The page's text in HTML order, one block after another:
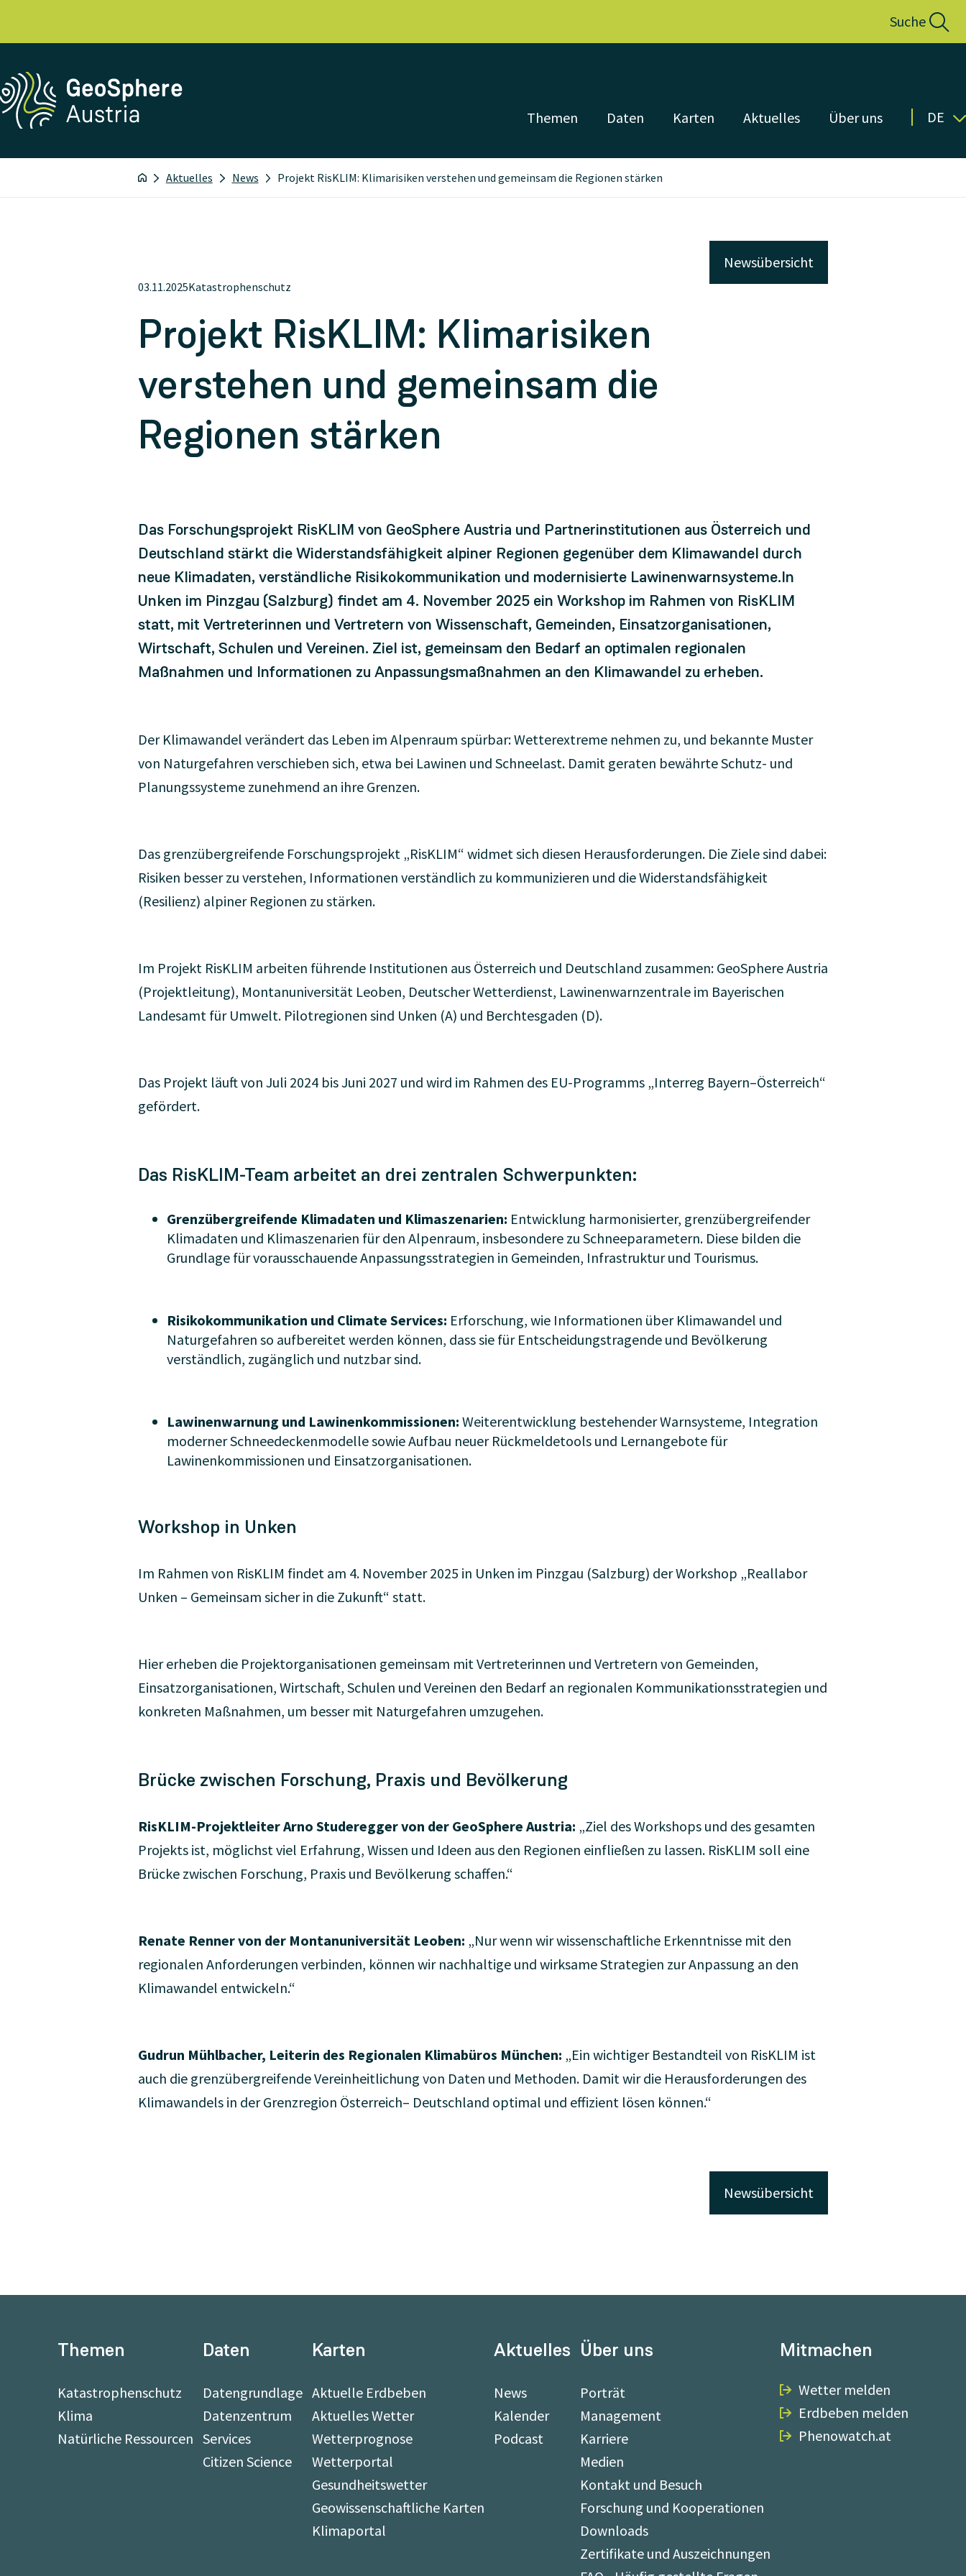
Suche
Themen Daten Karten Aktuelles Über uns DE
Aktuelles News Projekt RisKLIM: Klimarisiken verstehen und gemeinsam die Regionen stärken
03.11.2025Katastrophenschutz
Newsübersicht
Projekt RisKLIM: Klimarisiken
verstehen und gemeinsam die
Regionen stärken
Das Forschungsprojekt RisKLIM von GeoSphere Austria und Partnerinstitutionen aus Österreich und
Deutschland stärkt die Widerstandsfähigkeit alpiner Regionen gegenüber dem Klimawandel durch
neue Klimadaten, verständliche Risikokommunikation und modernisierte Lawinenwarnsysteme.In
Unken im Pinzgau (Salzburg) findet am 4. November 2025 ein Workshop im Rahmen von RisKLIM
statt, mit Vertreterinnen und Vertretern von Wissenschaft, Gemeinden, Einsatzorganisationen,
Wirtschaft, Schulen und Vereinen. Ziel ist, gemeinsam den Bedarf an optimalen regionalen
Maßnahmen und Informationen zu Anpassungsmaßnahmen an den Klimawandel zu erheben.
Der Klimawandel verändert das Leben im Alpenraum spürbar: Wetterextreme nehmen zu, und bekannte Muster
von Naturgefahren verschieben sich, etwa bei Lawinen und Schneelast. Damit geraten bewährte Schutz- und
Planungssysteme zunehmend an ihre Grenzen.
Das grenzübergreifende Forschungsprojekt „RisKLIM“ widmet sich diesen Herausforderungen. Die Ziele sind dabei:
Risiken besser zu verstehen, Informationen verständlich zu kommunizieren und die Widerstandsfähigkeit
(Resilienz) alpiner Regionen zu stärken.
Im Projekt RisKLIM arbeiten führende Institutionen aus Österreich und Deutschland zusammen: GeoSphere Austria
(Projektleitung), Montanuniversität Leoben, Deutscher Wetterdienst, Lawinenwarnzentrale im Bayerischen
Landesamt für Umwelt. Pilotregionen sind Unken (A) und Berchtesgaden (D).
Das Projekt läuft von Juli 2024 bis Juni 2027 und wird im Rahmen des EU-Programms „Interreg Bayern–Österreich“
gefördert.
Das RisKLIM-Team arbeitet an drei zentralen Schwerpunkten:
Grenzübergreifende Klimadaten und Klimaszenarien: Entwicklung harmonisierter, grenzübergreifender
Klimadaten und Klimaszenarien für den Alpenraum, insbesondere zu Schneeparametern. Diese bilden die
Grundlage für vorausschauende Anpassungsstrategien in Gemeinden, Infrastruktur und Tourismus.
Risikokommunikation und Climate Services: Erforschung, wie Informationen über Klimawandel und
Naturgefahren so aufbereitet werden können, dass sie für Entscheidungstragende und Bevölkerung
verständlich, zugänglich und nutzbar sind.
Lawinenwarnung und Lawinenkommissionen: Weiterentwicklung bestehender Warnsysteme, Integration
moderner Schneedeckenmodelle sowie Aufbau neuer Rückmeldetools und Lernangebote für
Lawinenkommissionen und Einsatzorganisationen.
Workshop in Unken
Im Rahmen von RisKLIM findet am 4. November 2025 in Unken im Pinzgau (Salzburg) der Workshop „Reallabor
Unken – Gemeinsam sicher in die Zukunft“ statt.
Hier erheben die Projektorganisationen gemeinsam mit Vertreterinnen und Vertretern von Gemeinden,
Einsatzorganisationen, Wirtschaft, Schulen und Vereinen den Bedarf an regionalen Kommunikationsstrategien und
konkreten Maßnahmen, um besser mit Naturgefahren umzugehen.
Brücke zwischen Forschung, Praxis und Bevölkerung
RisKLIM-Projektleiter Arno Studeregger von der GeoSphere Austria: „Ziel des Workshops und des gesamten
Projekts ist, möglichst viel Erfahrung, Wissen und Ideen aus den Regionen einfließen zu lassen. RisKLIM soll eine
Brücke zwischen Forschung, Praxis und Bevölkerung schaffen.“
Renate Renner von der Montanuniversität Leoben: „Nur wenn wir wissenschaftliche Erkenntnisse mit den
regionalen Anforderungen verbinden, können wir nachhaltige und wirksame Strategien zur Anpassung an den
Klimawandel entwickeln.“
Gudrun Mühlbacher, Leiterin des Regionalen Klimabüros München: „Ein wichtiger Bestandteil von RisKLIM ist
auch die grenzübergreifende Vereinheitlichung von Daten und Methoden. Damit wir die Herausforderungen des
Klimawandels in der Grenzregion Österreich– Deutschland optimal und effizient lösen können.“
Newsübersicht
Themen
Katastrophenschutz
Klima
Natürliche Ressourcen
Daten
Datengrundlage
Datenzentrum
Services
Citizen Science
Karten
Aktuelle Erdbeben
Aktuelles Wetter
Wetterprognose
Wetterportal
Gesundheitswetter
Geowissenschaftliche Karten
Klimaportal
Aktuelles
News
Kalender
Podcast
Über uns
Porträt
Management
Karriere
Medien
Kontakt und Besuch
Forschung und Kooperationen
Downloads
Zertifikate und Auszeichnungen
Mitmachen
Wetter melden
Erdbeben melden
Phenowatch.at